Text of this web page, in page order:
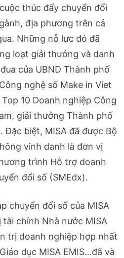
thúc đẩy chuyển đổi
địa phương trên cả
Những nỗ lực đó đã
loạt giải thưởng và danh
của UBND Thành phố
nghệ số Make in Viet
10 Doanh nghiệp Công
giải thưởng Thành phố
Đặc biệt, MISA đã được Bộ
vinh danh là đơn vị
trình Hỗ trợ doanh
đổi số (SMEdx).
chuyển đổi số của MISA
chính Nhà nước MISA
trị doanh nghiệp hợp nhất
dục MISA EMIS…đã và